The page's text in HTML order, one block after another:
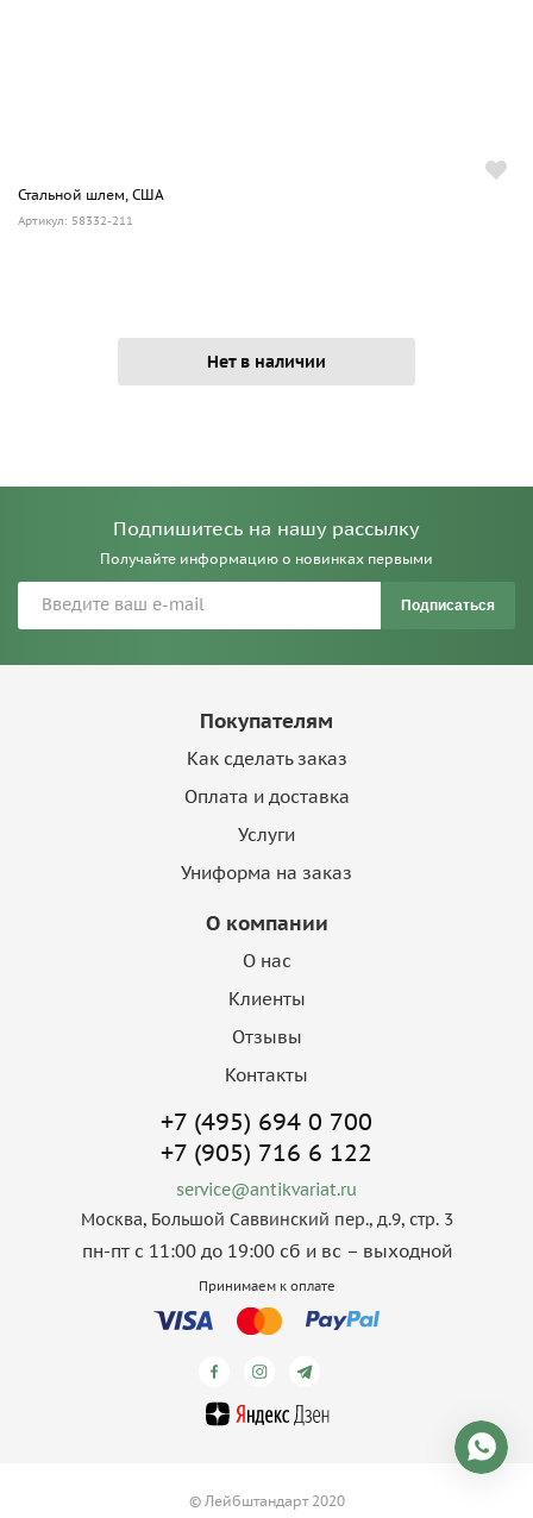
Стальной шлем, США
Артикул: 58332-211
Нет в наличии
Подпишитесь на нашу рассылку
Получайте информацию о новинках первыми
Подписаться
Покупателям
Как сделать заказ
Оплата и доставка
Услуги
Униформа на заказ
О компании
О нас
Клиенты
Отзывы
Контакты
+7 (495) 694 0 700
+7 (905) 716 6 122
service@antikvariat.ru
Москва, Большой Саввинский пер., д.9, стр. 3
пн-пт с 11:00 до 19:00 сб и вс – выходной
Принимаем к оплате
© Лейбштандарт 2020